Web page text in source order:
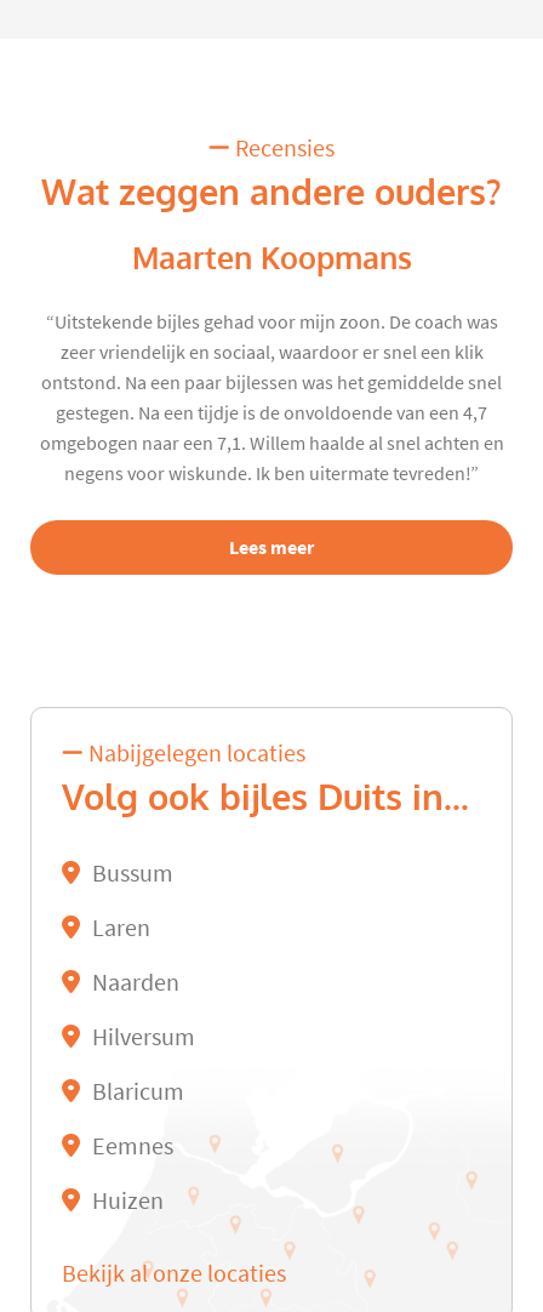
Recensies
Wat zeggen andere ouders?
Maarten Koopmans
“Uitstekende bijles gehad voor mijn zoon. De coach was
zeer vriendelijk en sociaal, waardoor er snel een klik
ontstond. Na een paar bijlessen was het gemiddelde snel
gestegen. Na een tijdje is de onvoldoende van een 4,7
omgebogen naar een 7,1. Willem haalde al snel achten en
negens voor wiskunde. Ik ben uitermate tevreden!”
Lees meer
Nabijgelegen locaties
Volg ook bijles Duits in...
Bussum
Laren
Naarden
Hilversum
Blaricum
Eemnes
Huizen
Bekijk al onze locaties